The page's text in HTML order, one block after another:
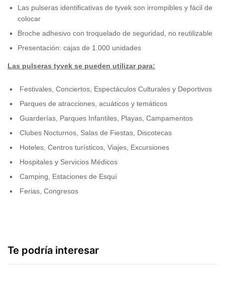
Las pulseras identificativas de tyvek son irrompibles y fácil de
colocar
Broche adhesivo con troquelado de seguridad, no reutilizable
Presentación: cajas de 1.000 unidades
Las pulseras tyvek se pueden utilizar para:
Festivales, Conciertos, Espectáculos Culturales y Deportivos
Parques de atracciones, acuáticos y temáticos
Guarderías, Parques Infantiles, Playas, Campamentos
Clubes Nocturnos, Salas de Fiestas, Discotecas
Hoteles, Centros turísticos, Viajes, Excursiones
Hospitales y Servicios Médicos
Camping, Estaciones de Esquí
Ferias, Congresos
Te podría interesar